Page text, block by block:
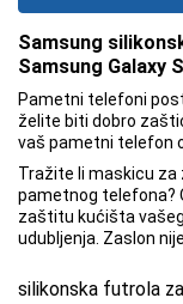
Samsung
Samsung Galaxy
Pametni telefoni
želite biti dobro
vaš pametni telefon
Tražite li maskicu
pametnog telefona?
zaštitu kućišta
udubljenja. Zaslon
silikonska futrola